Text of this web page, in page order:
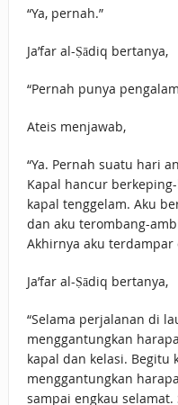
“Ya, pernah.”
Ja’far al-Ṣādiq bertanya,
“Pernah punya
Ateis menjawab,
“Ya. Pernah suatu hari
Kapal hancur
kapal tenggelam. Aku
dan aku terombang-
Akhirnya aku terdampar
Ja’far al-Ṣādiq bertanya,
“Selama perjalanan di
menggantungkan
kapal dan kelasi. Begitu
menggantungkan
sampai engkau selamat.